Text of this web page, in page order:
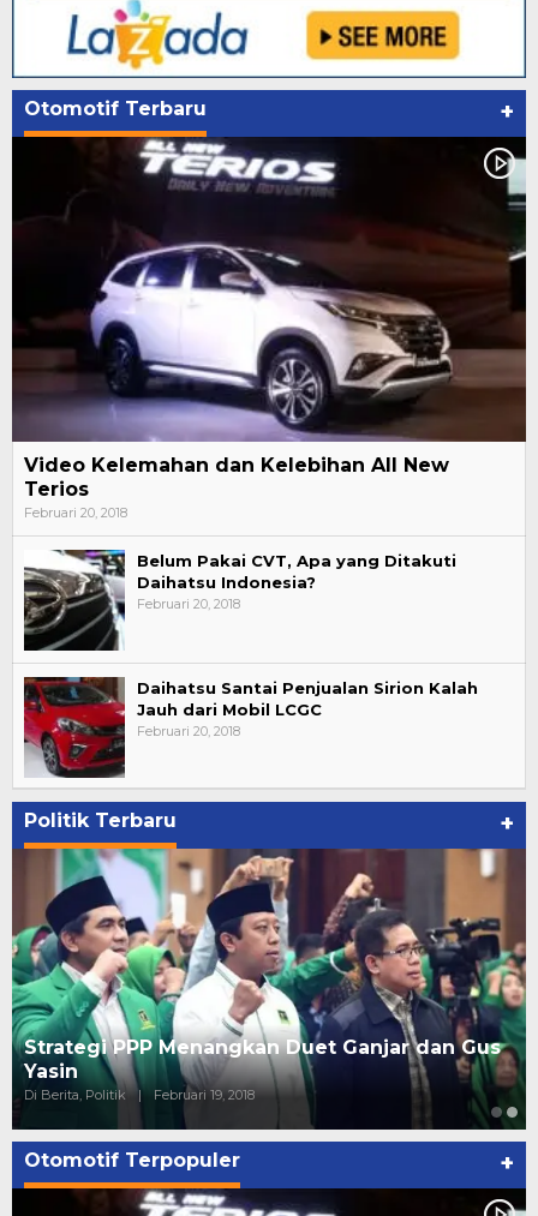
Otomotif Terbaru +
Video Kelemahan dan Kelebihan All New
Terios
Februari 20, 2018
Belum Pakai CVT, Apa yang Ditakuti
Daihatsu Indonesia?
Februari 20, 2018
Daihatsu Santai Penjualan Sirion Kalah
Jauh dari Mobil LCGC
Februari 20, 2018
Politik Terbaru +
Strategi PPP Menangkan Duet Ganjar dan Gus
Yasin
Di Berita, Politik | Februari 19, 2018
Otomotif Terpopuler +